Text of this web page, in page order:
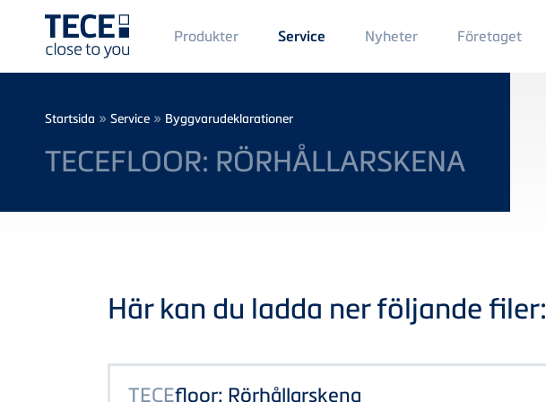
Main
Menü
1
Produkter Service Nyheter Main
Menu
2
Företaget
Breadcrumb
Startsida » Service » Byggvarudeklarationer
TECEFLOOR: RÖRHÅLLARSKENA
Här kan du ladda ner följande filer:
TECEfloor: Rörhållarskena